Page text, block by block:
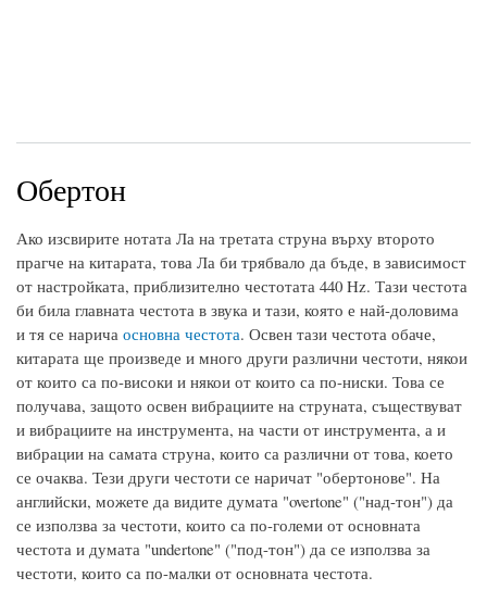
Обертон
Ако изсвирите нотата Ла на третата струна върху второто
прагче на китарата, това Ла би трябвало да бъде, в зависимост
от настройката, приблизително честотата 440 Hz. Тази честота
би била главната честота в звука и тази, която е най-доловима
и тя се нарича основна честота. Освен тази честота обаче,
китарата ще произведе и много други различни честоти, някои
от които са по-високи и някои от които са по-ниски. Това се
получава, защото освен вибрациите на струната, съществуват
и вибрациите на инструмента, на части от инструмента, а и
вибрации на самата струна, които са различни от това, което
се очаква. Тези други честоти се наричат "обертонове". На
английски, можете да видите думата "overtone" ("над-тон") да
се използва за честоти, които са по-големи от основната
честота и думата "undertone" ("под-тон") да се използва за
честоти, които са по-малки от основната честота.